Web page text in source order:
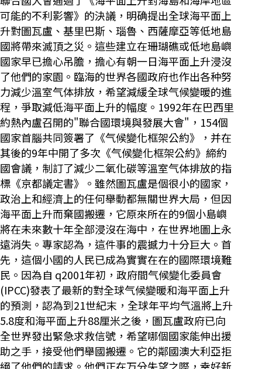
可能的不利影響》的決議，明确提出全球海平面上
升對圖瓦盧、基里巴斯、瑙魯、西薩摩亞等低地島
國將帶來滅頂之災。這些建立在珊瑚礁或低地島嶼
國家早已擔心吊膽，擔心有朝一日海平面上升浸沒
了他們的家園。臨海的世界各國政府也作出各种努
力減少溫室气体排放，希望減緩全球气候變暖的進
程，爭取減低海平面上升的幅度。1992年在巴西里
約熱內盧召開的"聯合國環境與發展大會"，154個
國家首腦共同簽署了《气候變化框架公約》，并在
其後的9年中開了多次《气候變化框架公約》締約
國會議，制訂了減少二氧化碳等溫室气体排放的指
標《京都議定書》。雖然圖瓦盧是個很小的國家，
政治上和經濟上的任何舉動都無關世界大局，但因
海平面上升而棄國搬遷，它原來所在的9個小島嶼
將在未來數十年全部浸沒在海中，在世界地圖上永
遠消失。專家認為，這件事的震撼力十分巨大。首
先，這個小國的人民已成為實實在在的國際環境難
民。因為自 q2001年初，政府間气候變化委員會
(IPCC)發表了最新的對全球气候變暖和海平面上升
的預測，認為到21世紀末，全球年平均气溫將上升
5.8度和海平面上升88厘米之後，圖瓦盧政府已向
全世界發出緊急求救信號，希望哪個國家能伸出援
助之手，接受他們舉國搬遷。它的鄰國澳大利亞拒